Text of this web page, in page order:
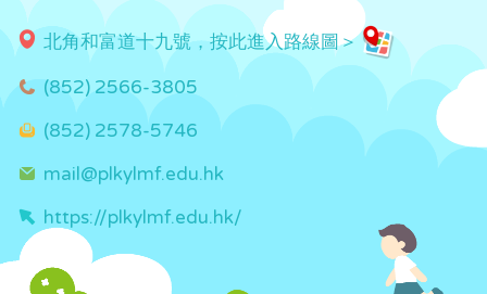
北角和富道十九號，按此進入路線圖＞
(852) 2566-3805
(852) 2578-5746
mail@plkylmf.edu.hk
https://plkylmf.edu.hk/